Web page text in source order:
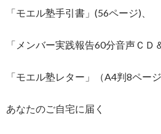
「モエル塾手引書」(56ページ)、
「メンバー実践報告60分音声ＣＤ
「モエル塾レター」（A4判8ペー
あなたのご自宅に届く